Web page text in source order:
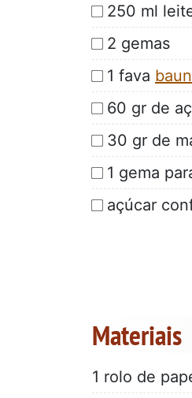
250 ml
2 gemas
1 fava
60 gr de
30 gr de
1 gema
açúcar
Materiais
1 rolo de